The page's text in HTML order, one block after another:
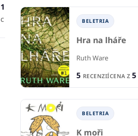
1
RECENCIA
CENA Z5KNÍHKUPECTIEV BELETRIA
Hra na lháře
Ruth Ware
5 RECENZIÍCENA Z 5
BELETRIA
K moři